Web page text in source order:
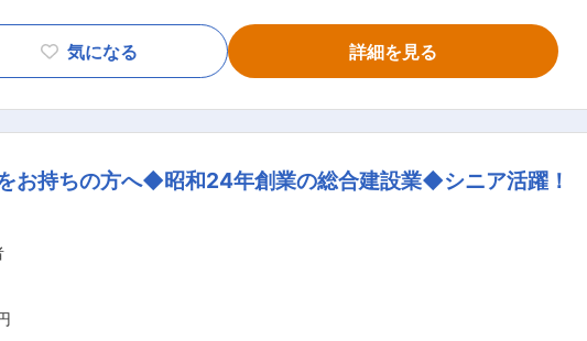
遠くても1時間程度で行ける範囲（出張工事はありません） ※できる限
前半3
み、月平均残業時間10時間。入社と同時に実質有
休暇取得しやすい環境を整えています。 官公庁案件が9割のため、土
気になる 詳細を見る
お持ちの方へ◆昭和24年創業の総合建設業◆シニア活躍！